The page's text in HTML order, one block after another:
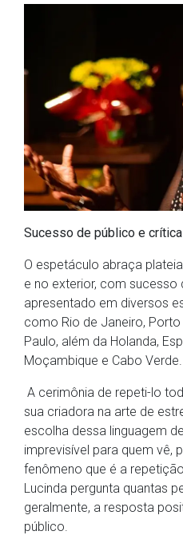
Sucesso de público e crítica
O espetáculo abraça
e no exterior, com sucesso
apresentado em diversos
como Rio de Janeiro,
Paulo, além da Holanda,
Moçambique e Cabo Verde.
A cerimônia de repeti-lo
sua criadora na arte de
escolha dessa linguagem
imprevisível para quem vê,
fenômeno que é a
Lucinda pergunta quantas
geralmente, a resposta
público.